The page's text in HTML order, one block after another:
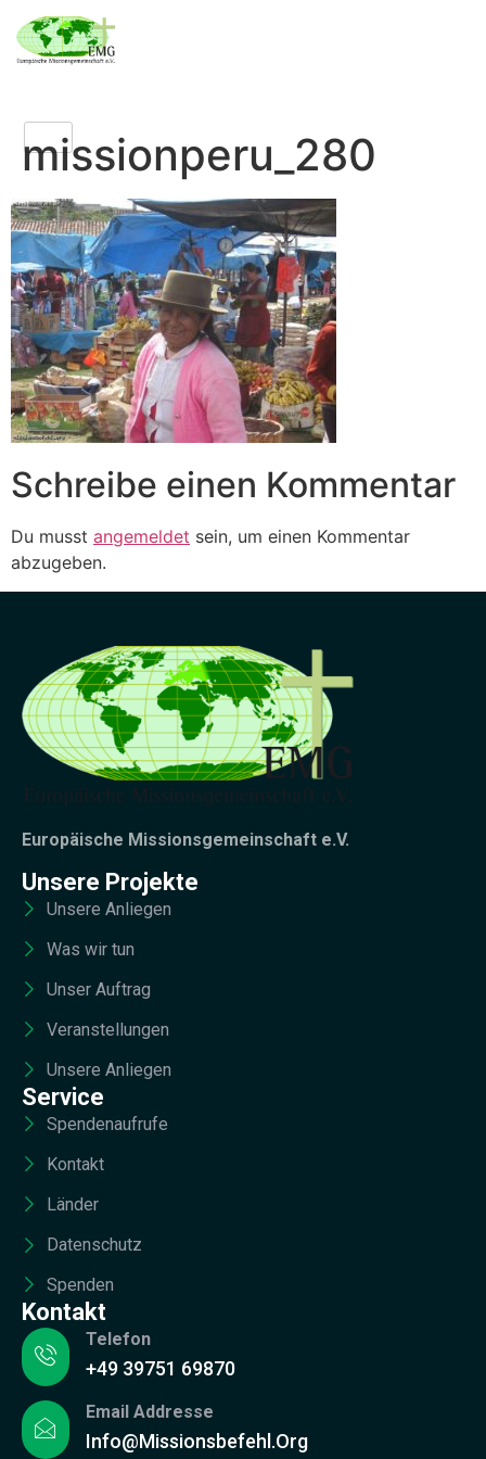
missionperu_280
Schreibe einen Kommentar
Du musst angemeldet sein, um einen Kommentar
abzugeben.
Europäische Missionsgemeinschaft e.V.
Unsere Projekte
Unsere Anliegen
Was wir tun
Unser Auftrag
Veranstellungen
Unsere Anliegen
Service
Spendenaufrufe
Kontakt
Länder
Datenschutz
Spenden
Kontakt
Telefon
+49 39751 69870
Email Addresse
Info@missionsbefehl.org